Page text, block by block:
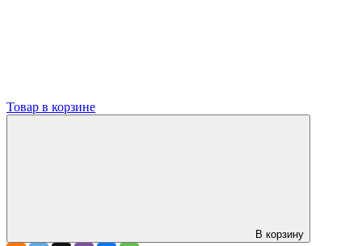
Товар в корзине
В корзину